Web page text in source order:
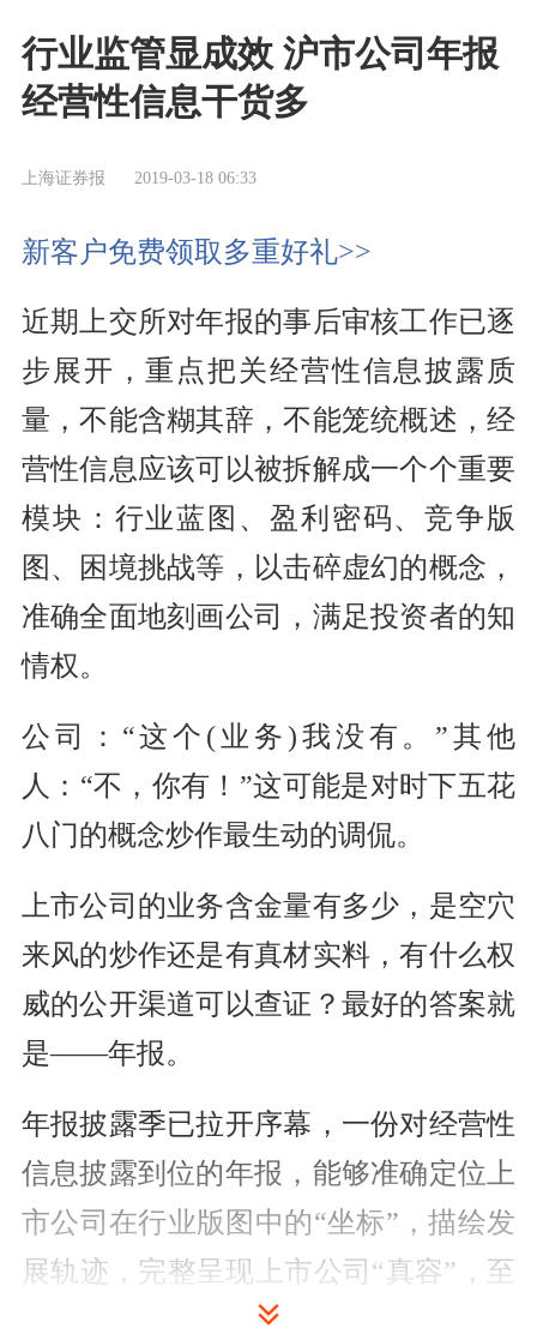
行业监管显成效 沪市公司年报
经营性信息干货多
上海证券报 2019-03-18 06:33
新客户免费领取多重好礼>>
近期上交所对年报的事后审核工作已逐
步展开，重点把关经营性信息披露质
量，不能含糊其辞，不能笼统概述，经
营性信息应该可以被拆解成一个个重要
模块：行业蓝图、盈利密码、竞争版
图、困境挑战等，以击碎虚幻的概念，
准确全面地刻画公司，满足投资者的知
情权。
公司：“这个(业务)我没有。”其他
人：“不，你有！”这可能是对时下五花
八门的概念炒作最生动的调侃。
上市公司的业务含金量有多少，是空穴
来风的炒作还是有真材实料，有什么权
威的公开渠道可以查证？最好的答案就
是——年报。
年报披露季已拉开序幕，一份对经营性
信息披露到位的年报，能够准确定位上
市公司在行业版图中的“坐标”，描绘发
展轨迹，完整呈现上市公司“真容”，至
于拨开云雾，帮助投资者识别概念炒